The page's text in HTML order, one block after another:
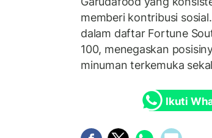
memberi kontribusi
dalam daftar Fortune
100, menegaskan
minuman terkemuka
Ikuti